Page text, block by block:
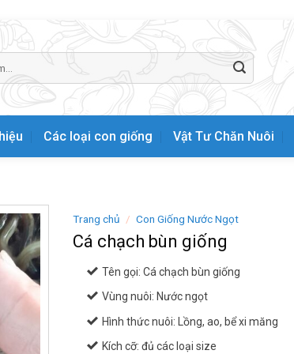
Các loại con giống Vật Tư Chăn Nuôi
Trang chủ / Con Giống Nước Ngọt
Cá chạch bùn giống
Tên gọi: Cá chạch bùn giống
Vùng nuôi: Nước ngọt
Hình thức nuôi: Lồng, ao, bể xi măng
Kích cỡ: đủ các loại size